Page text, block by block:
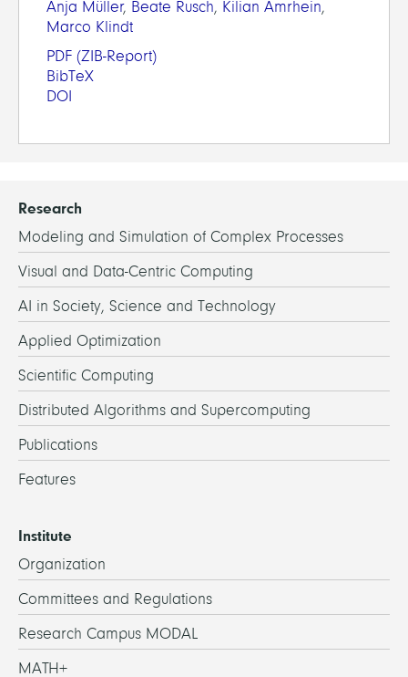
Anja Müller, Beate Rusch, Kilian Amrhein,
Marco Klindt
PDF (ZIB-Report)
BibTeX
DOI
Research
Modeling and Simulation of Complex Processes
Visual and Data-Centric Computing
AI in Society, Science and Technology
Applied Optimization
Scientific Computing
Distributed Algorithms and Supercomputing
Publications
Features
Institute
Organization
Committees and Regulations
Research Campus MODAL
MATH+